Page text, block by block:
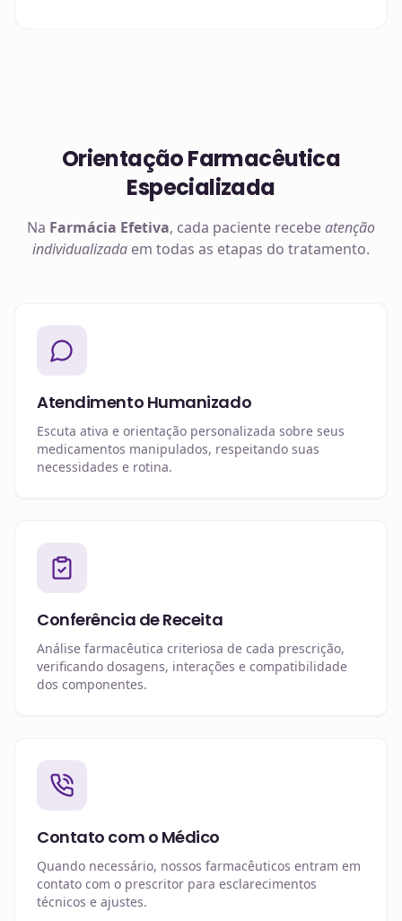
Orientação Farmacêutica
Especializada
Na Farmácia Efetiva, cada paciente recebeatenção
individualizada em todas as etapas do tratamento.
Atendimento Humanizado
Escuta ativa e orientação personalizada sobre seus
medicamentos manipulados, respeitando suas
necessidades e rotina.
Conferência de Receita
Análise farmacêutica criteriosa de cada prescrição,
verificando dosagens, interações e compatibilidade
dos componentes.
Contato com o Médico
Quando necessário, nossos farmacêuticos entram em
contato com o prescritor para esclarecimentos
técnicos e ajustes.